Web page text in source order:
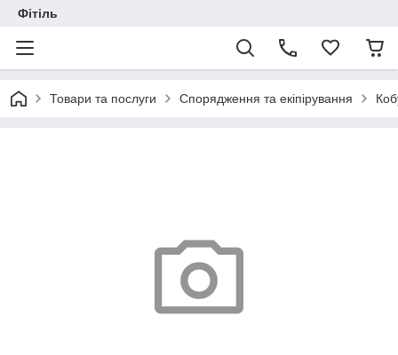
Фітіль
Товари та послуги Спорядження та екіпірування